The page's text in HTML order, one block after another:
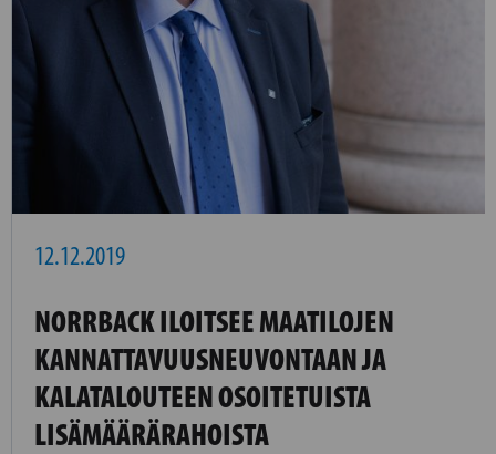
12.12.2019
NORRBACK ILOITSEE MAATILOJEN
KANNATTAVUUSNEUVONTAAN JA
KALATALOUTEEN OSOITETUISTA
LISÄMÄÄRÄRAHOISTA